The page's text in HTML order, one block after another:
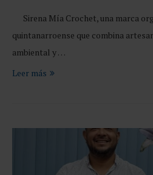
Sirena Mía Crochet, una marca
quintanarroense que combina
ambiental y …
Leer más